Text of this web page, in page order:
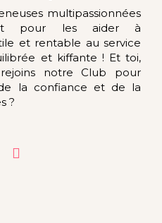
multipassionnées
pour les aider à
et rentable au service
et kiffante ! Et toi,
notre Club pour
la confiance et de la
?